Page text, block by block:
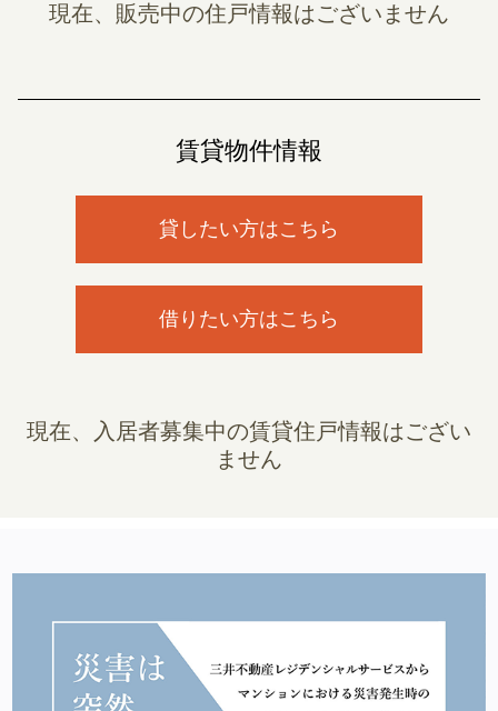
現在、販売中の住戸情報はございません
賃貸物件情報
貸したい方はこちら
借りたい方はこちら
現在、入居者募集中の賃貸住戸情報はござい
ません